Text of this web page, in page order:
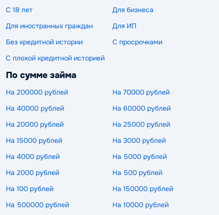
С 18 лет
Для бизнеса
Для иностранных граждан
Для ИП
Без кредитной истории
С просрочками
С плохой кредитной историей
По сумме займа
На 200000 рублей
На 70000 рублей
На 40000 рублей
На 60000 рублей
На 20000 рублей
На 25000 рублей
На 15000 рублей
На 3000 рублей
На 4000 рублей
На 5000 рублей
На 2000 рублей
На 500 рублей
На 100 рублей
На 150000 рублей
На 500000 рублей
На 10000 рублей